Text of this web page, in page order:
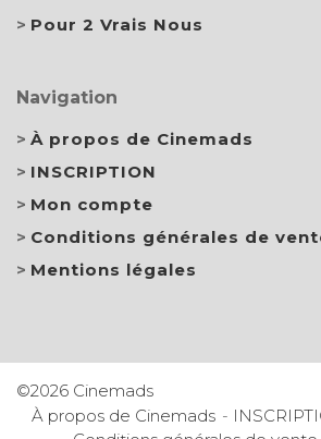
Pour 2 Vrais Nous
Navigation
À propos de Cinemads
INSCRIPTION
Mon compte
Conditions générales de
Mentions légales
©2026 Cinemads
À propos de Cinemads